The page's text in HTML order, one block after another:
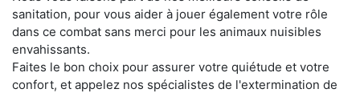
sanitation, pour vous aider à jouer également votre rôle
dans ce combat sans merci pour les animaux nuisibles
envahissants.
Faites le bon choix pour assurer votre quiétude et votre
confort, et appelez nos spécialistes de l'extermination de